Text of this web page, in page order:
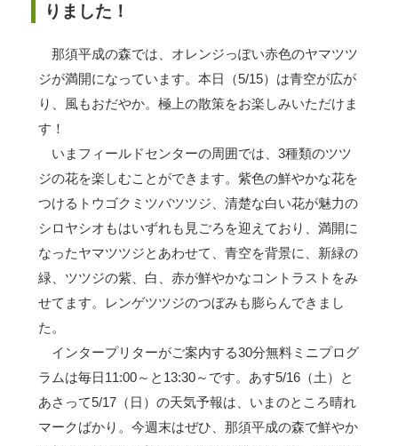
りました！
那須平成の森では、オレンジっぽい赤色のヤマツツ
ジが満開になっています。本日（5/15）は青空が広が
り、風もおだやか。極上の散策をお楽しみいただけま
す！
いまフィールドセンターの周囲では、3種類のツツ
ジの花を楽しむことができます。紫色の鮮やかな花を
つけるトウゴクミツバツツジ、清楚な白い花が魅力の
シロヤシオもはいずれも見ごろを迎えており、満開に
なったヤマツツジとあわせて、青空を背景に、新緑の
緑、ツツジの紫、白、赤が鮮やかなコントラストをみ
せてます。レンゲツツジのつぼみも膨らんできまし
た。
インタープリターがご案内する30分無料ミニプログ
ラムは毎日11:00～と13:30～です。あす5/16（土）と
あさって5/17（日）の天気予報は、いまのところ晴れ
マークばかり。今週末はぜひ、那須平成の森で鮮やか